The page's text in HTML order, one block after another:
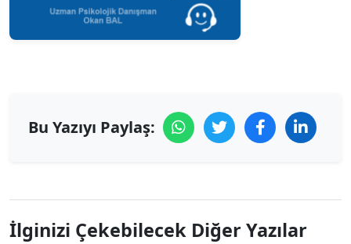
Bu Yazıyı Paylaş:
İlginizi Çekebilecek Diğer Yazılar